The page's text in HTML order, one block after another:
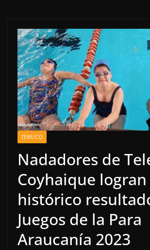
TEMUCO
Nadadores de
Coyhaique logran
histórico
Juegos de la Para
Araucanía 2023